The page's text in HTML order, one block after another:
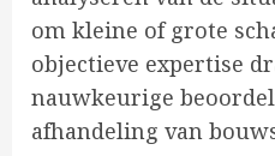
om kleine of grote
objectieve expertise
nauwkeurige
afhandeling van